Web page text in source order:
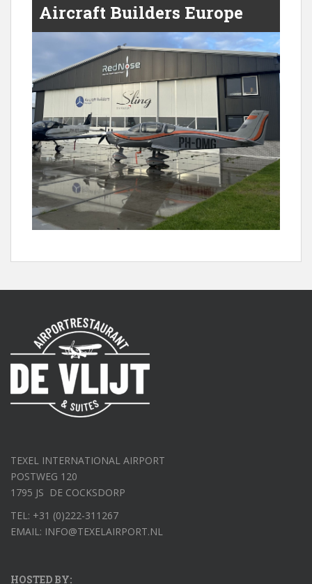
Aircraft Builders Europe
TEXEL INTERNATIONAL AIRPORT
POSTWEG 120
1795 JS DE COCKSDORP
TEL: +31 (0)222-311267
EMAIL: INFO@TEXELAIRPORT.NL
HOSTED BY: